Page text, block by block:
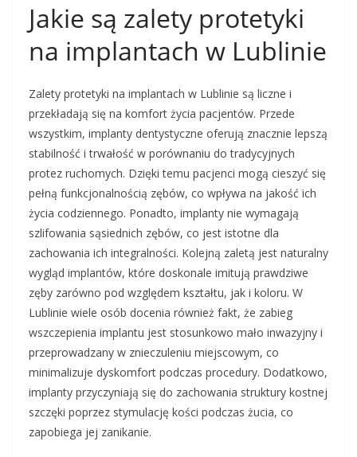
Jakie są zalety protetyki
na implantach w Lublinie
Zalety protetyki na implantach w Lublinie są liczne i
przekładają się na komfort życia pacjentów. Przede
wszystkim, implanty dentystyczne oferują znacznie lepszą
stabilność i trwałość w porównaniu do tradycyjnych
protez ruchomych. Dzięki temu pacjenci mogą cieszyć się
pełną funkcjonalnością zębów, co wpływa na jakość ich
życia codziennego. Ponadto, implanty nie wymagają
szlifowania sąsiednich zębów, co jest istotne dla
zachowania ich integralności. Kolejną zaletą jest naturalny
wygląd implantów, które doskonale imitują prawdziwe
zęby zarówno pod względem kształtu, jak i koloru. W
Lublinie wiele osób docenia również fakt, że zabieg
wszczepienia implantu jest stosunkowo mało inwazyjny i
przeprowadzany w znieczuleniu miejscowym, co
minimalizuje dyskomfort podczas procedury. Dodatkowo,
implanty przyczyniają się do zachowania struktury kostnej
szczęki poprzez stymulację kości podczas żucia, co
zapobiega jej zanikanie.